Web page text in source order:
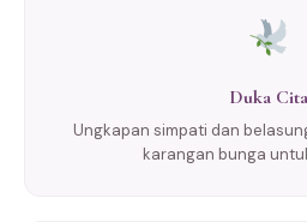
Duka Cita
Ungkapan simpati dan
karangan bunga